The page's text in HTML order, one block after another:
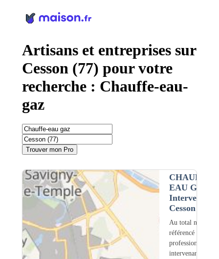
Artisans et entreprises sur
Cesson (77) pour votre
recherche : Chauffe-eau-
gaz
Trouver mon Pro
CHAUFFE-
EAU GAZ
Intervention
Cesson (77)
Au total nous
référencé
professionnels
intervenant sur